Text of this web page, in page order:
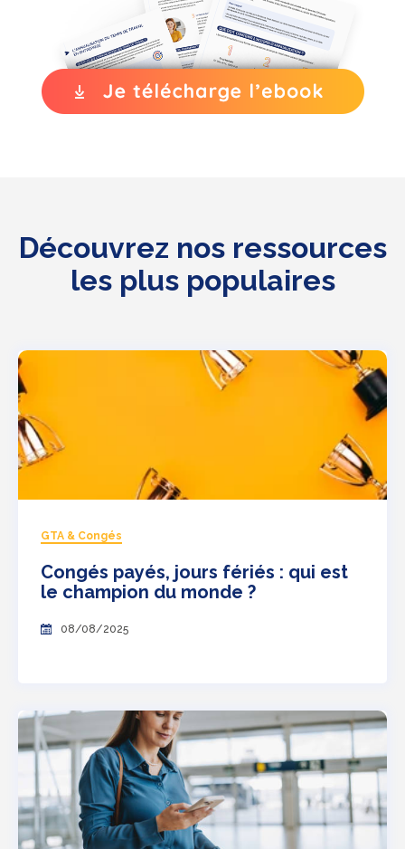
Découvrez nos ressources
les plus populaires
GTA & Congés
Congés payés, jours fériés : qui est
le champion du monde ?
08/08/2025